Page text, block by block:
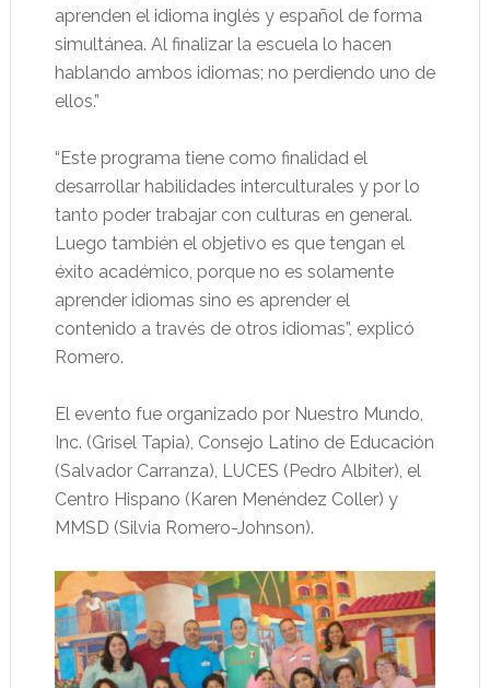
aprenden el idioma inglés y español de forma
simultánea. Al finalizar la escuela lo hacen
hablando ambos idiomas; no perdiendo uno de
ellos.”
“Este programa tiene como finalidad el
desarrollar habilidades interculturales y por lo
tanto poder trabajar con culturas en general.
Luego también el objetivo es que tengan el
éxito académico, porque no es solamente
aprender idiomas sino es aprender el
contenido a través de otros idiomas”, explicó
Romero.
El evento fue organizado por Nuestro Mundo,
Inc. (Grisel Tapia), Consejo Latino de Educación
(Salvador Carranza), LUCES (Pedro Albiter), el
Centro Hispano (Karen Menéndez Coller) y
MMSD (Silvia Romero-Johnson).